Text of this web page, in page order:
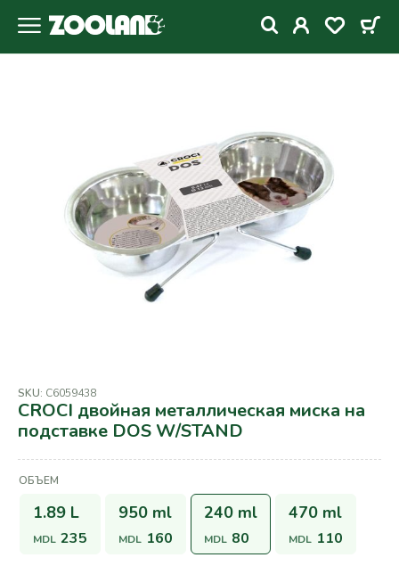
SKU: C6059438
CROCI двойная металлическая миска на
подставке DOS W/STAND
ОБЪЕМ
1.89 L
MDL 235
950 ml
MDL 160
240 ml
MDL 80
470 ml
MDL 110